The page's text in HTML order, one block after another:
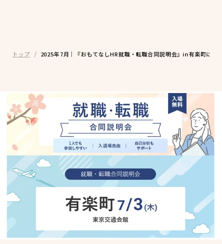
トップ 2025年7月｜『おもてなしHR就職・転職合同説明会』in有楽町に出